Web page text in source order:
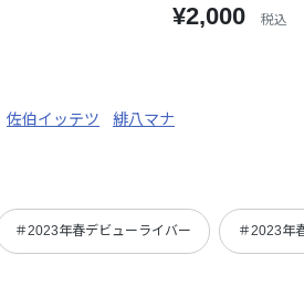
¥2,000 税込
佐伯イッテツ 緋八マナ
＃2023年春デビューライバー ＃2023年